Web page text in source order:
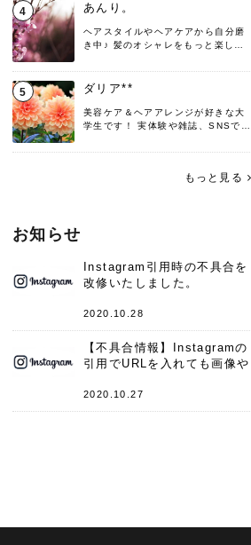
4 あんり。
ヘアスタイルやヘアケアから自分磨
き中♪ 髪のオシャレをもっと楽しめ
♡ 役立つ情報をお届けできるように
頑張ります！よろしくお願いしま
5 ダリア**
美容ケア＆ヘアアレンジが好きな大
学生です！ 実体験や雑誌、SNSで知
す。 これからよろしくお願いします
もっと見る
お知らせ
Instagram引用時の不具合を
改修いたしました。
2020.10.28
【不具合情報】Instagramの
引用でURLを入れても画像や
件
2020.10.27